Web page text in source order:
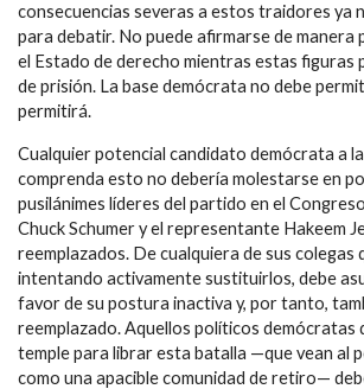
consecuencias severas a estos traidores ya
para debatir. No puede afirmarse de manera
el Estado de derecho mientras estas figuras
de prisión. La base demócrata no debe
permitirá.
Cualquier potencial candidato demócrata a
comprenda esto no debería molestarse en
pusilánimes líderes del partido en el
Chuck Schumer y el representante Hakeem
reemplazados. De cualquiera de sus colegas
intentando activamente sustituirlos, debe
favor de su postura inactiva y, por tanto,
reemplazado. Aquellos políticos demócratas
temple para librar esta batalla —que vean al
como una apacible comunidad de retiro—